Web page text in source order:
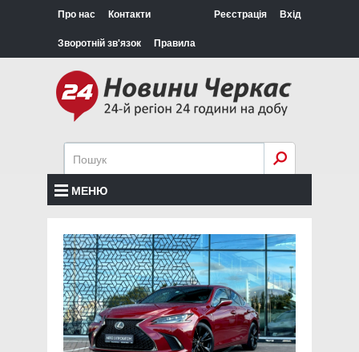
Про нас Контакти
Зворотній зв'язок Правила
Реєстрація Вхід
МЕНЮ